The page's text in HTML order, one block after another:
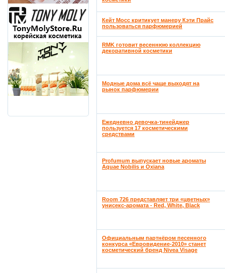
Кейт Мосс критикует манеру Кэти Прайс
пользоваться парфюмерией
RMK готовит весеннюю коллекцию
декоративной косметики
Модные дома всё чаще выходят на
рынок парфюмерии
Ежедневно девочка-тинейджер
пользуется 17 косметическими
средствами
Profumum выпускает новые ароматы
Aquae Nobilis и Oxiana
Room 726 представляет три «цветных»
унисекс-аромата - Red, White, Black
Официальным партнёром песенного
конкурса «Евровидение-2010» станет
косметический бренд Nivea Visage